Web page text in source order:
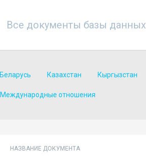
Все документы базы данных
Беларусь Казахстан Кыргызстан
Международные отношения
НАЗВАНИЕ ДОКУМЕНТА